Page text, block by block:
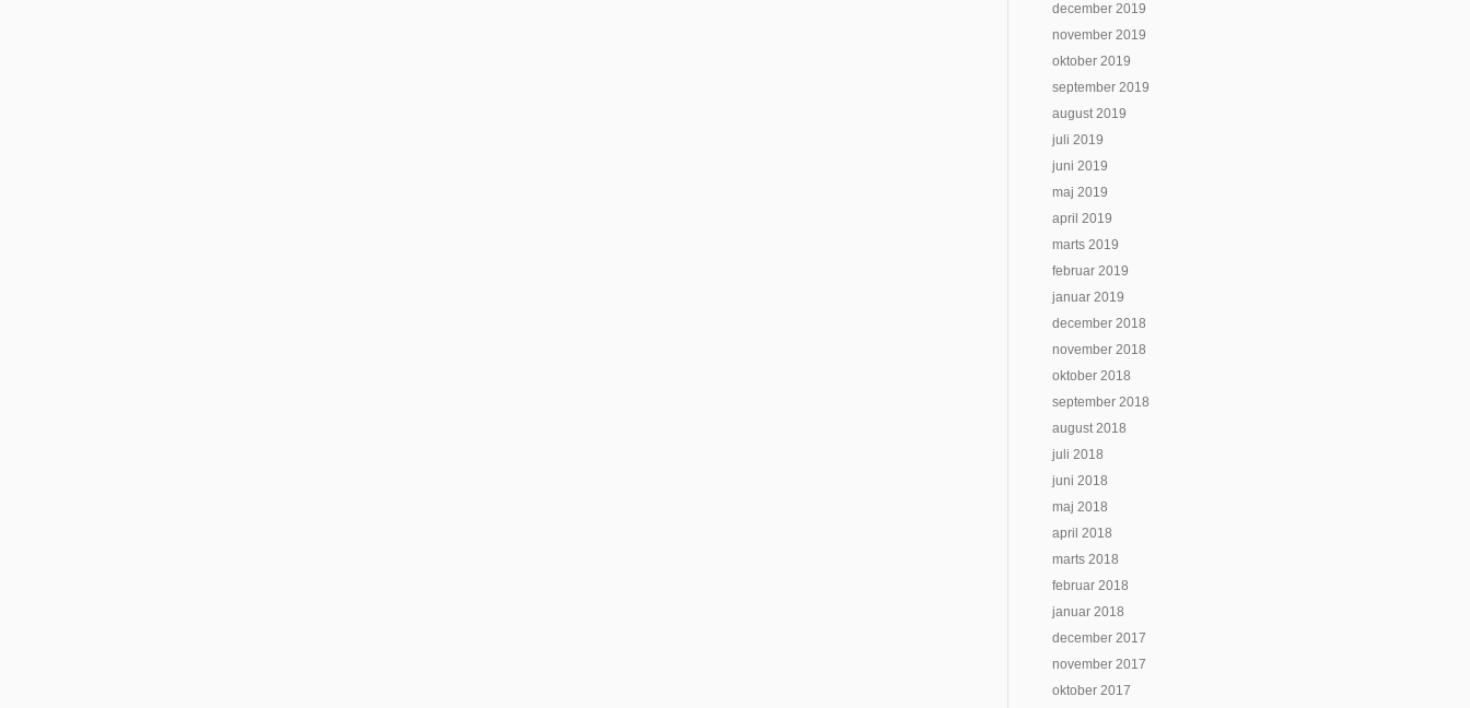
december 2019
november 2019
oktober 2019
september 2019
august 2019
juli 2019
juni 2019
maj 2019
april 2019
marts 2019
februar 2019
januar 2019
december 2018
november 2018
oktober 2018
september 2018
august 2018
juli 2018
juni 2018
maj 2018
april 2018
marts 2018
februar 2018
januar 2018
december 2017
november 2017
oktober 2017